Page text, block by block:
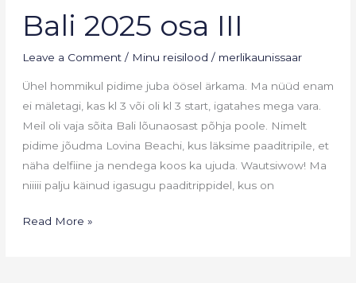
Bali 2025 osa III
Leave a Comment / Minu reisilood / merlikaunissaar
Ühel hommikul pidime juba öösel ärkama. Ma nüüd enam
ei mäletagi, kas kl 3 või oli kl 3 start, igatahes mega vara.
Meil oli vaja sõita Bali lõunaosast põhja poole. Nimelt
pidime jõudma Lovina Beachi, kus läksime paaditripile, et
näha delfiine ja nendega koos ka ujuda. Wautsiwow! Ma
niiiii palju käinud igasugu paaditrippidel, kus on
2025
osa
III
Read More »